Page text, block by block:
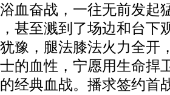
血奋战，一往无前发起
甚至溅到了场边和台下
豫，腿法膝法火力全开
的血性，宁愿用生命捍
经典血战。播求签约首